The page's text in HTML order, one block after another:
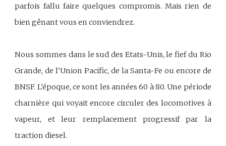
parfois fallu faire quelques compromis. Mais rien de
bien gênant vous en conviendrez.
Nous sommes dans le sud des Etats-Unis, le fief du Rio
Grande, de l'Union Pacific, de la Santa-Fe ou encore de
BNSF. L'époque, ce sont les années 60 à 80. Une période
charnière qui voyait encore circuler des locomotives à
vapeur, et leur remplacement progressif par la
traction diesel.